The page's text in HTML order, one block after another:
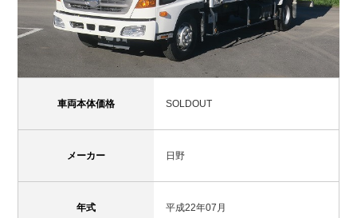
車両本体価格 SOLDOUT
メーカー 日野
年式 平成22年07月